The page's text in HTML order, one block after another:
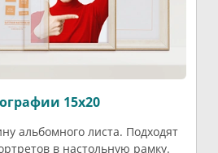
15х20
альбомного листа. Подходят
в настольную рамку.